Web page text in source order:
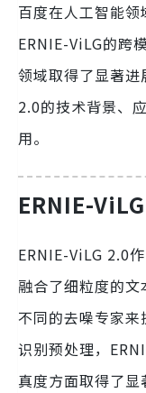
百度在人工智能
ERNIE-ViLG的跨
领域取得了显著
2.0的技术背景、
用。
ERNIE-
ERNIE-ViLG 2.0
融合了细粒度的
不同的去噪专家
识别预处理，
真度方面取得了显